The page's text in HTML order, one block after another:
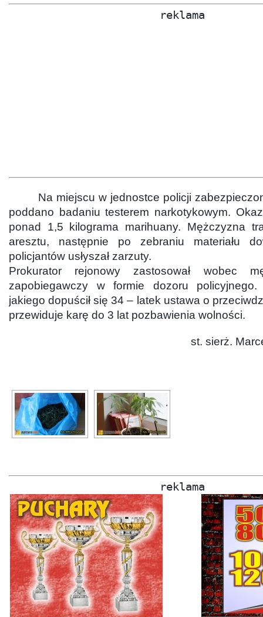
reklama
Na miejscu w jednostce policji
poddano badaniu testerem narkotykowym.
ponad 1,5 kilograma marihuany. Mężczyzna
aresztu, następnie po zebraniu materiału
policjantów usłyszał zarzuty.
Prokurator rejonowy zastosował wobec
zapobiegawczy w formie dozoru
jakiego dopuścił się 34 – latek ustawa o
przewiduje karę do 3 lat pozbawienia wolności.
st. sierż.
reklama